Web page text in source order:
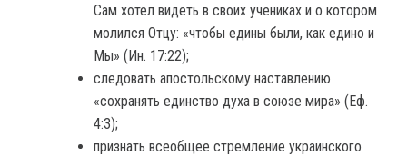
Сам хотел видеть в своих учениках и о котором
молился Отцу: «чтобы едины были, как едино и
Мы» (Ин. 17:22);
следовать апостольскому наставлению
«сохранять единство духа в союзе мира» (Еф.
4:3);
признать всеобщее стремление украинского